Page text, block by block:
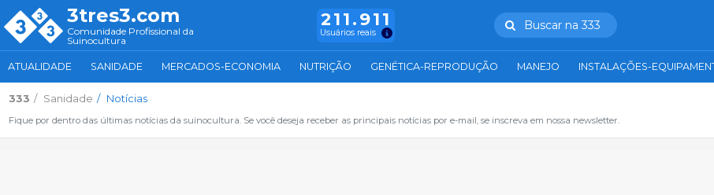
3tres3.com
Comunidade Profissional da
Suinocultura
211.911
Usuários reais
Buscar na 333
ATUALIDADE SANIDADE MERCADOS-ECONOMIA NUTRIÇÃO GENÉTICA-REPRODUÇÃO MANEJO INSTALAÇÕES-
333 Sanidade Notícias
Fique por dentro das últimas notícias da suinocultura. Se você deseja receber as principais notícias por e-mail, se inscreva em nossa newsletter.